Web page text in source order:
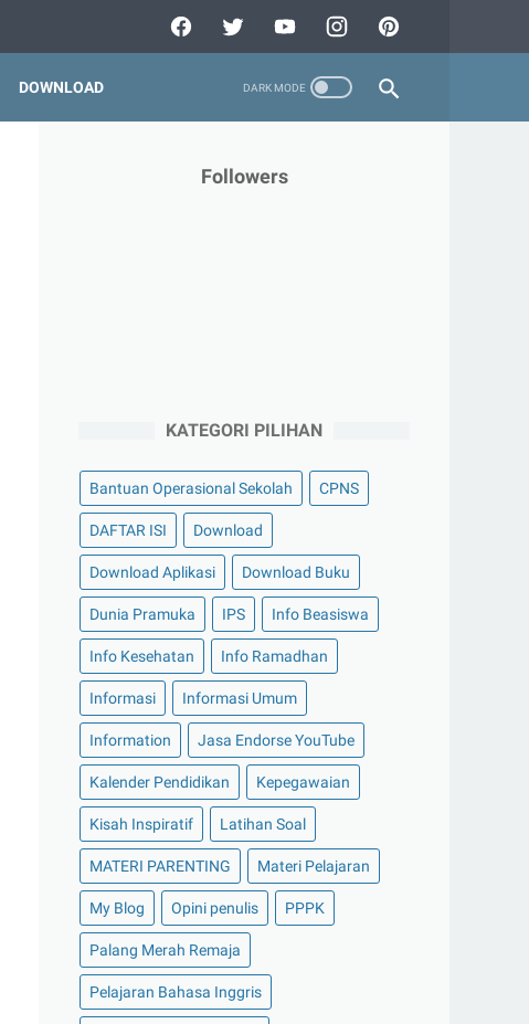
DOWNLOAD
Followers
KATEGORI PILIHAN
Bantuan Operasional Sekolah CPNS
DAFTAR ISI Download
Download Aplikasi Download Buku
Dunia Pramuka IPS Info Beasiswa
Info Kesehatan Info Ramadhan
Informasi Informasi Umum
Information Jasa Endorse YouTube
Kalender Pendidikan Kepegawaian
Kisah Inspiratif Latihan Soal
MATERI PARENTING Materi Pelajaran
My Blog Opini penulis PPPK
Palang Merah Remaja
Pelajaran Bahasa Inggris